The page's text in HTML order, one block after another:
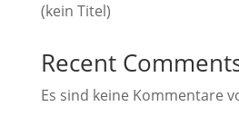
(kein Titel)
Recent
Es sind keine Kommentare